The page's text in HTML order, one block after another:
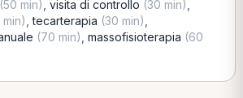
(50 min) visita di controllo (30 min)
,tecarterapia (30 min)
(70 min) massofisioterapia (60